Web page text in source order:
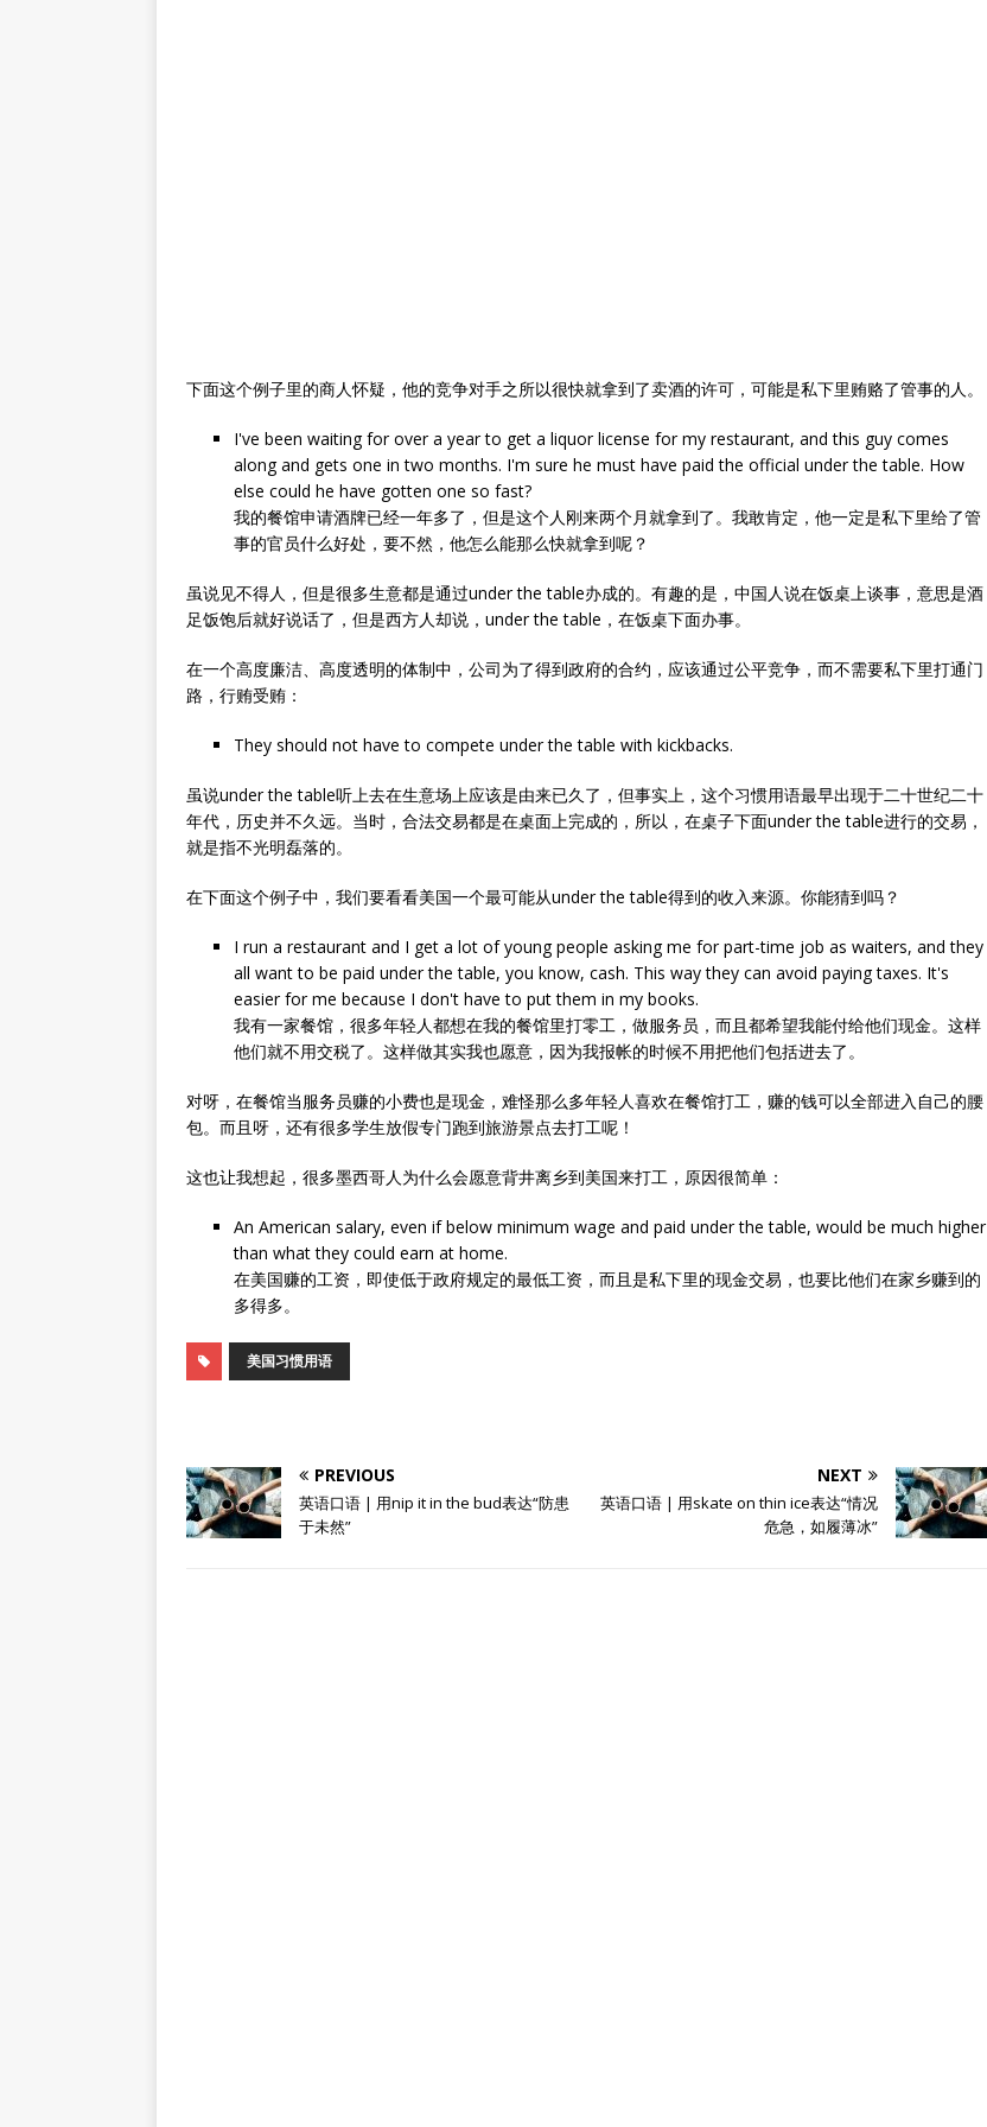
下面这个例子里的商人怀疑，他的竞争对手之所以很快就拿到了卖酒的许可，可能是私下里贿赂了管事的人。
I've been waiting for over a year to get a liquor license for my restaurant, and this guy comes
along and gets one in two months. I'm sure he must have paid the official under the table. How
else could he have gotten one so fast?
我的餐馆申请酒牌已经一年多了，但是这个人刚来两个月就拿到了。我敢肯定，他一定是私下里给了管
事的官员什么好处，要不然，他怎么能那么快就拿到呢？
虽说见不得人，但是很多生意都是通过under the table办成的。有趣的是，中国人说在饭桌上谈事，意思是酒
足饭饱后就好说话了，但是西方人却说，under the table，在饭桌下面办事。
在一个高度廉洁、高度透明的体制中，公司为了得到政府的合约，应该通过公平竞争，而不需要私下里打通门
路，行贿受贿：
They should not have to compete under the table with kickbacks.
虽说under the table听上去在生意场上应该是由来已久了，但事实上，这个习惯用语最早出现于二十世纪二十
年代，历史并不久远。当时，合法交易都是在桌面上完成的，所以，在桌子下面under the table进行的交易，
就是指不光明磊落的。
在下面这个例子中，我们要看看美国一个最可能从under the table得到的收入来源。你能猜到吗？
I run a restaurant and I get a lot of young people asking me for part-time job as waiters, and they
all want to be paid under the table, you know, cash. This way they can avoid paying taxes. It's
easier for me because I don't have to put them in my books.
我有一家餐馆，很多年轻人都想在我的餐馆里打零工，做服务员，而且都希望我能付给他们现金。这样
他们就不用交税了。这样做其实我也愿意，因为我报帐的时候不用把他们包括进去了。
对呀，在餐馆当服务员赚的小费也是现金，难怪那么多年轻人喜欢在餐馆打工，赚的钱可以全部进入自己的腰
包。而且呀，还有很多学生放假专门跑到旅游景点去打工呢！
这也让我想起，很多墨西哥人为什么会愿意背井离乡到美国来打工，原因很简单：
An American salary, even if below minimum wage and paid under the table, would be much higher
than what they could earn at home.
在美国赚的工资，即使低于政府规定的最低工资，而且是私下里的现金交易，也要比他们在家乡赚到的
多得多。
美国习惯用语
PREVIOUS
英语口语 | 用nip it in the bud表达“防患
于未然”
NEXT
英语口语 | 用skate on thin ice表达“情况
危急，如履薄冰”